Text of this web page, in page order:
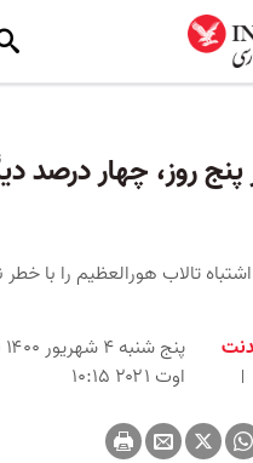
پنج روز، چهار
تالاب هورالعظیم را با خطر
اوت ۲۰۲۱ ۱۰:۱۵